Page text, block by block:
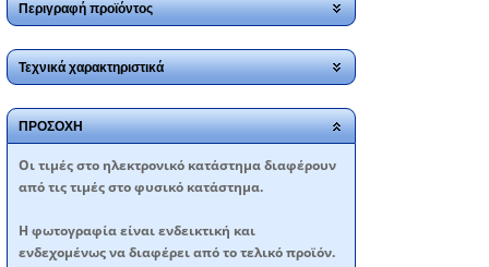
Περιγραφή προϊόντος
Τεχνικά χαρακτηριστικά
ΠΡΟΣΟΧΗ
Oι τιμές στο ηλεκτρονικό κατάστημα διαφέρουν
από τις τιμές στο φυσικό κατάστημα.
Η φωτογραφία είναι ενδεικτική και
ενδεχομένως να διαφέρει από το τελικό προϊόν.